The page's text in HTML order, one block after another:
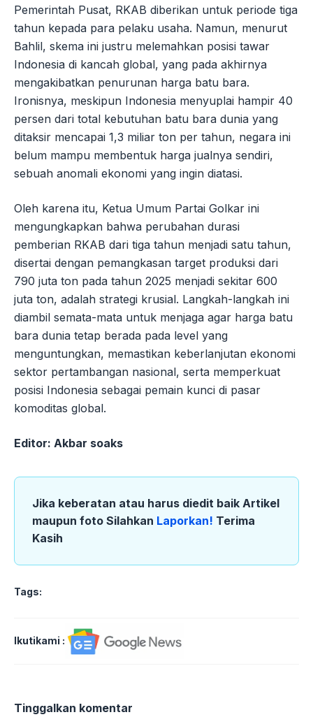
Pemerintah Pusat, RKAB diberikan untuk periode tiga
tahun kepada para pelaku usaha. Namun, menurut
Bahlil, skema ini justru melemahkan posisi tawar
Indonesia di kancah global, yang pada akhirnya
mengakibatkan penurunan harga batu bara.
Ironisnya, meskipun Indonesia menyuplai hampir 40
persen dari total kebutuhan batu bara dunia yang
ditaksir mencapai 1,3 miliar ton per tahun, negara ini
belum mampu membentuk harga jualnya sendiri,
sebuah anomali ekonomi yang ingin diatasi.
Oleh karena itu, Ketua Umum Partai Golkar ini
mengungkapkan bahwa perubahan durasi
pemberian RKAB dari tiga tahun menjadi satu tahun,
disertai dengan pemangkasan target produksi dari
790 juta ton pada tahun 2025 menjadi sekitar 600
juta ton, adalah strategi krusial. Langkah-langkah ini
diambil semata-mata untuk menjaga agar harga batu
bara dunia tetap berada pada level yang
menguntungkan, memastikan keberlanjutan ekonomi
sektor pertambangan nasional, serta memperkuat
posisi Indonesia sebagai pemain kunci di pasar
komoditas global.
Editor: Akbar soaks
Jika keberatan atau harus diedit baik Artikel
maupun foto Silahkan Laporkan! Terima
Kasih
Tags:
Ikutikami :
Tinggalkan komentar